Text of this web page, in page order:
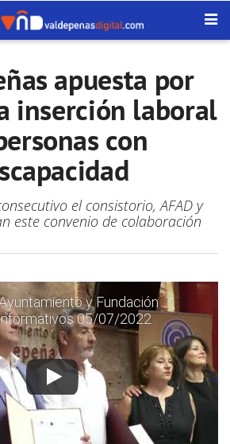
apuesta por
inserción laboral
con
el consistorio, AFAD y
este convenio de colaboración
y Fundación
05/07/2022